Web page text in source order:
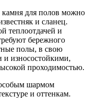
камня для полов можно
и сланец.
теплоотдачей и
бережного
полы, в свою
и износостойкими,
проходимостью.
шармом
и оттенкам.